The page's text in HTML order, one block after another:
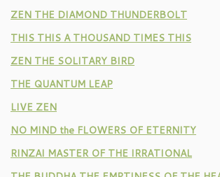
ZEN THE DIAMOND THUNDERBOLT
THIS THIS A THOUSAND TIMES THIS
ZEN THE SOLITARY BIRD
THE QUANTUM LEAP
LIVE ZEN
NO MIND the FLOWERS OF ETERNITY
RINZAI MASTER OF THE IRRATIONAL